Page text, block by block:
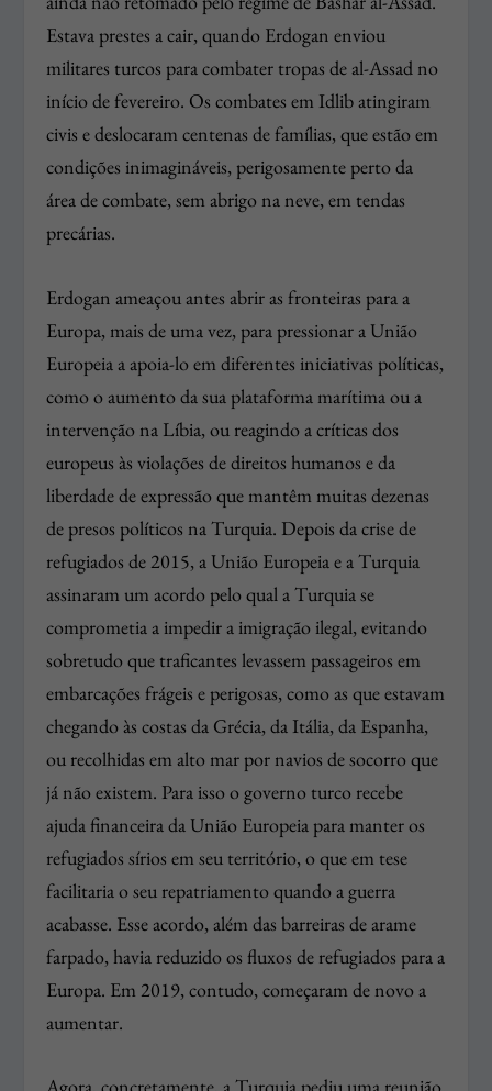
Estava prestes a cair, quando Erdogan enviou
militares turcos para combater tropas de al-Assad no
início de fevereiro. Os combates em Idlib atingiram
civis e deslocaram centenas de famílias, que estão em
condições inimagináveis, perigosamente perto da
área de combate, sem abrigo na neve, em tendas
precárias.
Erdogan ameaçou antes abrir as fronteiras para a
Europa, mais de uma vez, para pressionar a União
Europeia a apoia-lo em diferentes iniciativas políticas,
como o aumento da sua plataforma marítima ou a
intervenção na Líbia, ou reagindo a críticas dos
europeus às violações de direitos humanos e da
liberdade de expressão que mantêm muitas dezenas
de presos políticos na Turquia. Depois da crise de
refugiados de 2015, a União Europeia e a Turquia
assinaram um acordo pelo qual a Turquia se
comprometia a impedir a imigração ilegal, evitando
sobretudo que traficantes levassem passageiros em
embarcações frágeis e perigosas, como as que estavam
chegando às costas da Grécia, da Itália, da Espanha,
ou recolhidas em alto mar por navios de socorro que
já não existem. Para isso o governo turco recebe
ajuda financeira da União Europeia para manter os
refugiados sírios em seu território, o que em tese
facilitaria o seu repatriamento quando a guerra
acabasse. Esse acordo, além das barreiras de arame
farpado, havia reduzido os fluxos de refugiados para a
Europa. Em 2019, contudo, começaram de novo a
aumentar.